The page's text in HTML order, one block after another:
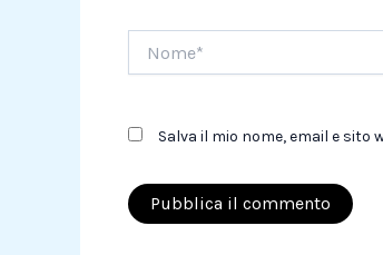
Salva il mio nome, email e